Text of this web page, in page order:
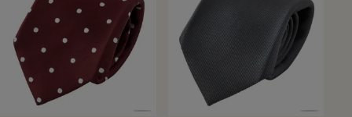
スリップ ステッチ（たるみ糸）
剣先裏にあるループ状の糸。ネ
クタイに自然な伸縮性をもた
せ、型崩れや縫い目の緩みを
なおすものです。ネクタイの中
央部のつなぎ目を縫い合わせ